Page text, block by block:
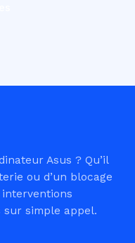
Asus ? Qu’il
ou d’un blocage
interventions
sur simple appel.